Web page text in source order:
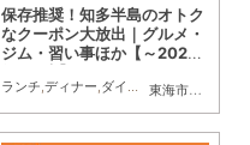
東海市大府市
保存推奨！知多半島のオトク
なクーポン大放出｜グルメ・
ジム・習い事ほか【～2024
ランチ,ディナー,ダイエット ,住まい